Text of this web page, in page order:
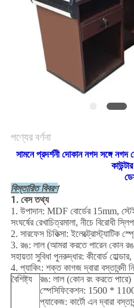
PRIVACY
পণ্যের বর্ণনা
সামনে প্রদর্শনী দোকান নগদ সঙ্গে নগদ
বিস্তারিত বিবরণ
1. বেস তথ্য
1. উপাদান: MDF বোর্ডের 15mm,
সংঘর্ষের রেখাচিত্রমালা, নীচে বিরোধী
2. সারফেস চিকিত্সা: ইলেক্ট্রোস্ট্যাটিক
3. রঙ: লাল (আমরা করতে পারেন কোন
সহায়তা সুবিধা পুনরুদ্ধার: কীবোর্ড
4. প্যাকিং: শক্ত কাগজ দ্বারা বস্তাবন্দী
বৈশিষ্ট্য
রঙ: লাল (কোন রং করতে পারে)
স্পেসিফিকেশন: 1500 *
প্যাকেজ: কার্টোএনদ্বারা